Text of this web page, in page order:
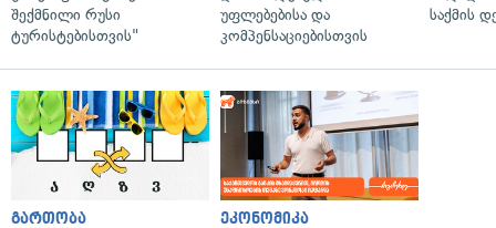
შექმნილი რუსი
ტურისტებისთვის"
უფლებებისა და
კომპენსაციებისთვის
საქმის
გართობა ეკონომიკა